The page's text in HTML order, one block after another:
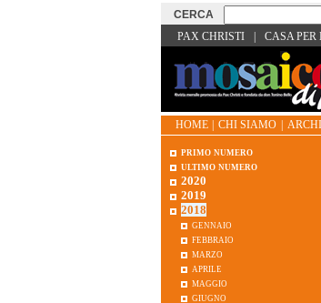
PAX CHRISTI CASA PER
HOME CHI SIAMO
primo numero
ultimo numero
2020
2019
2018
gennaio
febbraio
marzo
aprile
maggio
giugno